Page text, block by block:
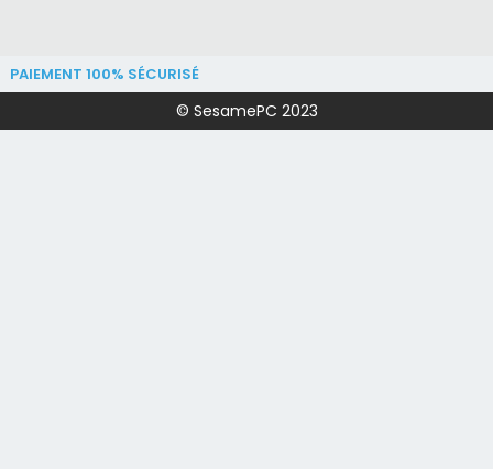
PAIEMENT 100% SÉCURISÉ
© SesamePC 2023